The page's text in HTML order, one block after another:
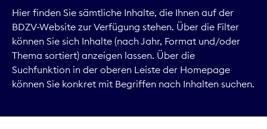
Digitales
Kommunikation
Marktdaten
Hier finden Sie sämtliche Inhalte, die Ihnen auf der
BDZV-Website zur Verfügung stehen. Über die Filter
können Sie sich Inhalte (nach Jahr, Format und/oder
Thema sortiert) anzeigen lassen. Über die
Suchfunktion in der oberen Leiste der Homepage
können Sie konkret mit Begriffen nach Inhalten suchen.